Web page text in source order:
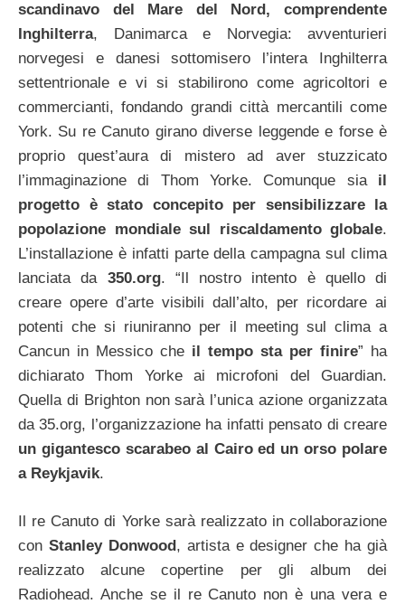
scandinavo del Mare del Nord, comprendente
Inghilterra, Danimarca e Norvegia: avventurieri
norvegesi e danesi sottomisero l’intera Inghilterra
settentrionale e vi si stabilirono come agricoltori e
commercianti, fondando grandi città mercantili come
York. Su re Canuto girano diverse leggende e forse è
proprio quest’aura di mistero ad aver stuzzicato
l’immaginazione di Thom Yorke. Comunque sia il
progetto è stato concepito per sensibilizzare la
popolazione mondiale sul riscaldamento globale.
L’installazione è infatti parte della campagna sul clima
lanciata da350.org. “Il nostro intento è quello di
creare opere d’arte visibili dall’alto, per ricordare ai
potenti che si riuniranno per il meeting sul clima a
Cancun in Messico che il tempo sta per finire” ha
dichiarato Thom Yorke ai microfoni del Guardian.
Quella di Brighton non sarà l’unica azione organizzata
da 35.org, l’organizzazione ha infatti pensato di creare
un gigantesco scarabeo al Cairo ed un orso polare
a Reykjavik.
Il re Canuto di Yorke sarà realizzato in collaborazione
con Stanley Donwood, artista e designer che ha già
realizzato alcune copertine per gli album dei
Radiohead. Anche se il re Canuto non è una vera e